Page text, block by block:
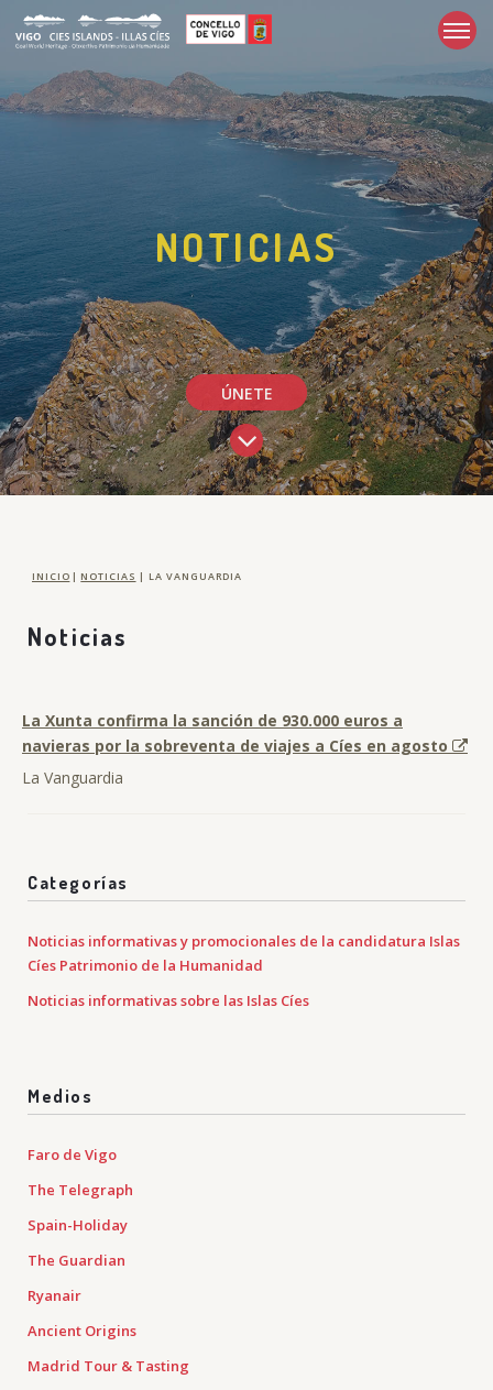
NOTICIAS
ÚNETE
INICIO | NOTICIAS | LA VANGUARDIA
Noticias
La Xunta confirma la sanción de 930.000 euros a
navieras por la sobreventa de viajes a Cíes en agosto
La Vanguardia
Categorías
Noticias informativas y promocionales de la candidatura Islas
Cíes Patrimonio de la Humanidad
Noticias informativas sobre las Islas Cíes
Medios
Faro de Vigo
The Telegraph
Spain-Holiday
The Guardian
Ryanair
Ancient Origins
Madrid Tour & Tasting